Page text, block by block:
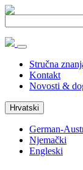
Stručna
Kontakt
Novosti &
Hrvatski
German-
Njemački
Engleski